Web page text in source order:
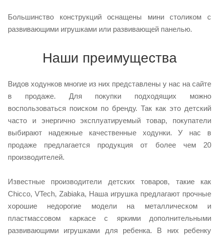
Большинство конструкций оснащены мини столиком с
развивающими игрушками или развивающей панелью.
Наши преимущества
Видов ходунков многие из них представлены у нас на сайте
в продаже. Для покупки подходящих можно
воспользоваться поиском по бренду. Так как это детский
часто и энергично эксплуатируемый товар, покупатели
выбирают надежные качественные ходунки. У нас в
продаже предлагается продукция от более чем 20
производителей.
Известные производители детских товаров, такие как
Chicco, VTech, Zabiaka, Наша игрушка предлагают прочные
хорошие недорогие модели на металлическом и
пластмассовом каркасе с яркими дополнительными
развивающими игрушками для ребенка. В них ребенку